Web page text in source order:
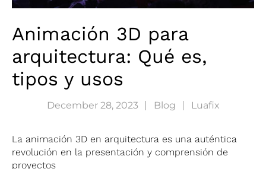
Animación 3D para
arquitectura: Qué es,
tipos y usos
December 28, 2023 Blog Luafix
La animación 3D en arquitectura es una auténtica
revolución en la presentación y comprensión de
proyectos